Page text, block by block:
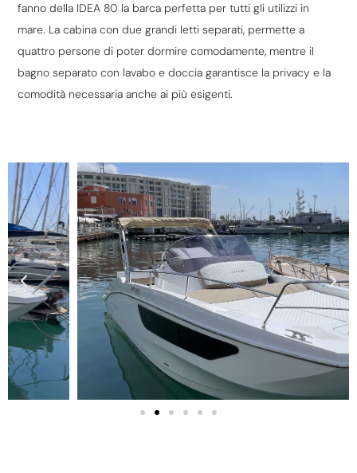
fanno della IDEA 80 la barca perfetta per tutti gli utilizzi in
mare. La cabina con due grandi letti separati, permette a
quattro persone di poter dormire comodamente, mentre il
bagno separato con lavabo e doccia garantisce la privacy e la
comodità necessaria anche ai più esigenti.